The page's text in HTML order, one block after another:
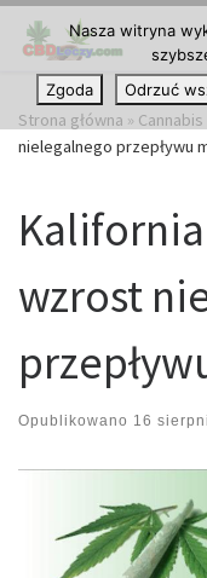
Przejdź do treści
Strona główna »
nielegalnego przepływu
wzrost
Opublikowano 16
Nasza witryna
Zgoda
Odrzuć